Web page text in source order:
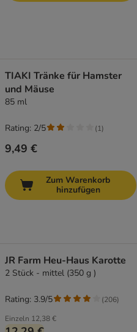
TIAKI Tränke für Hamster
und Mäuse
85 ml
9,49 €
Rating: 2/5 (1)
Zum Warenkorb
hinzufügen
JR Farm Heu-Haus Karotte
2 Stück - mittel (350 g )
Einzeln 12,38 €
Rating: 3.9/5 (206)